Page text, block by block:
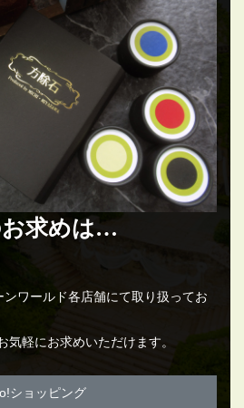
お求めは…
ワールド各店舗にて取り扱ってお
気軽にお求めいただけます。
ショッピング